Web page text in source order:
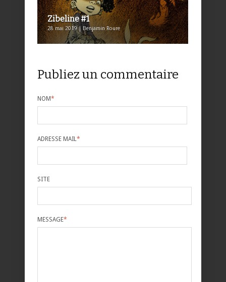
Zibeline #1
28 mai 2019 | Benjamin Roure
Publiez un commentaire
NOM*
ADRESSE MAIL*
SITE
MESSAGE*